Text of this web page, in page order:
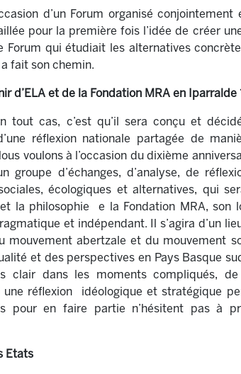
d’un Forum organisé
pour la première fois l’idée de créer
Forum qui étudiait les alternatives
fait son chemin.
d’ELA et de la Fondation MRA en Iparralde
tout cas, c’est qu’il sera conçu et
réflexion nationale partagée de
voulons à l’occasion du dixième
groupe d’échanges, d’analyse, de
écologiques et alternatives, qui
la philosophie e la Fondation MRA, son
et indépendant. Il s’agira d’un
abertzale et du mouvement
et des perspectives en Pays Basque
clair dans les moments compliqués,
réflexion idéologique et stratégique
pour en faire partie n’hésitent pas à
Etats